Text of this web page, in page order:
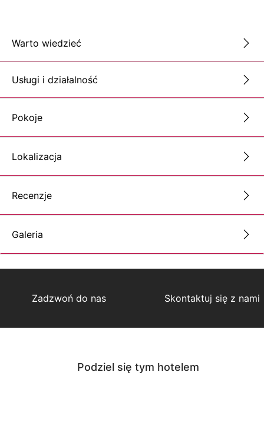
Warto wiedzieć
Usługi i działalność
Pokoje
Lokalizacja
Recenzje
Galeria
Zadzwoń do nas Skontaktuj się z nami
Podziel się tym hotelem